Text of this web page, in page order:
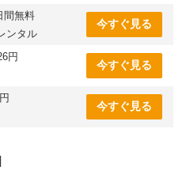
間無料
ンタル
今すぐ見る
円
今すぐ見る
今すぐ見る